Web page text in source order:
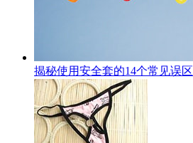
揭秘使用安全套的14个常见误区